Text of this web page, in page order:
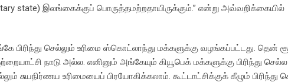
state) இலங்கைக்குப் பொருத்தமற்றதாயிருக்கும்.” என்று அவ்வறிக்கையில்
பிரிந்து செல்லும் உரிமை ஸ்கொட்லாந்து மக்களுக்கு வழங்கப்பட்டது. தென்
நாடு அல்ல. எனினும் அங்கேயும் கியூபெக் மக்களுக்கு பிரிந்து செல்ல
சுயநிர்ணய உரிமையைப் பிரயோகிக்கலாம். கூட்டாட்சிக்குக் கீழும் பிரிந்து